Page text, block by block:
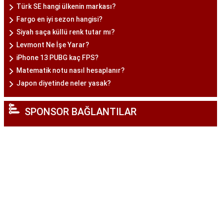
Türk SE hangi ülkenin markası?
Fargo en iyi sezon hangisi?
Siyah saça küllü renk tutar mı?
Levmont Ne İşe Yarar?
iPhone 13 PUBG kaç FPS?
Matematik notu nasıl hesaplanır?
Japon diyetinde neler yasak?
SPONSOR BAĞLANTILAR